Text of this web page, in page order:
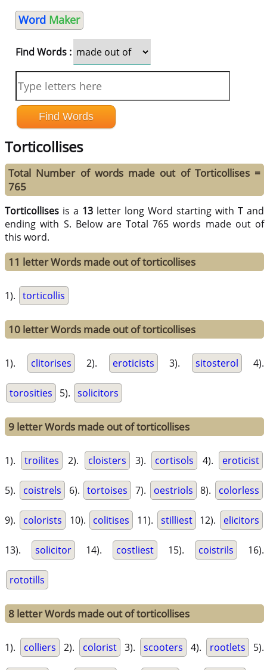
Word Maker
Find Words :
Torticollises
Total Number of words made out of Torticollises =
765
Torticollises is a 13 letter long Word starting with T and
ending with S. Below are Total 765 words made out of
this word.
11 letter Words made out of torticollises
1). torticollis
10 letter Words made out of torticollises
1). clitorises 2). eroticists 3). sitosterol 4).
torosities 5). solicitors
9 letter Words made out of torticollises
1). troilites 2). cloisters 3). cortisols 4). eroticist
5). coistrels 6). tortoises 7). oestriols 8). colorless
9). colorists 10). colitises 11). stilliest 12). elicitors
13). solicitor 14). costliest 15). coistrils 16).
rototills
8 letter Words made out of torticollises
1). colliers 2). colorist 3). scooters 4). rootlets 5).